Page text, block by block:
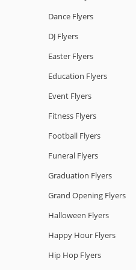
Dance Flyers
DJ Flyers
Easter Flyers
Education Flyers
Event Flyers
Fitness Flyers
Football Flyers
Funeral Flyers
Graduation Flyers
Grand Opening Flyers
Halloween Flyers
Happy Hour Flyers
Hip Hop Flyers